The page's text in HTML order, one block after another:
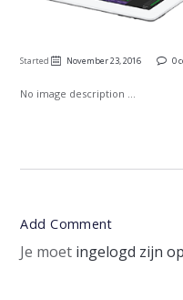
Started November 23, 2016 0
No image description ...
Add Comment
Je moet ingelogd zijn op